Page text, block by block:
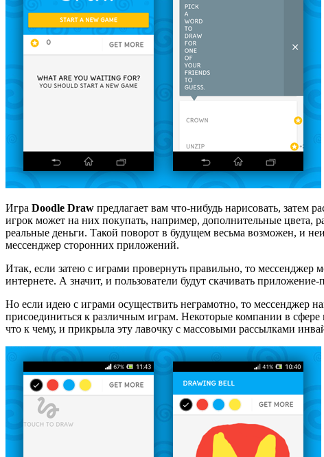
Игра Doodle Draw предлагает вам что-нибудь нарисовать, затем
игрок может на них покупать, например, дополнительные цвета,
реальные деньги. Такой поворот в будущем весьма возможен, и
мессенджер сторонних приложений.
Итак, если затею с играми провернуть правильно, то мессенджер
интернете. А значит, и пользователи будут скачивать
Но если идею с играми осуществить неграмотно, то мессенджер
присоединиться к различным играм. Некоторые компании в
что к чему, и прикрыла эту лавочку с массовыми рассылками